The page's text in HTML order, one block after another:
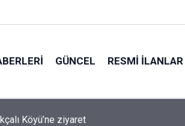
GÜNCEL RESMI İLANLAR
Köyü’nü ziyaret etti